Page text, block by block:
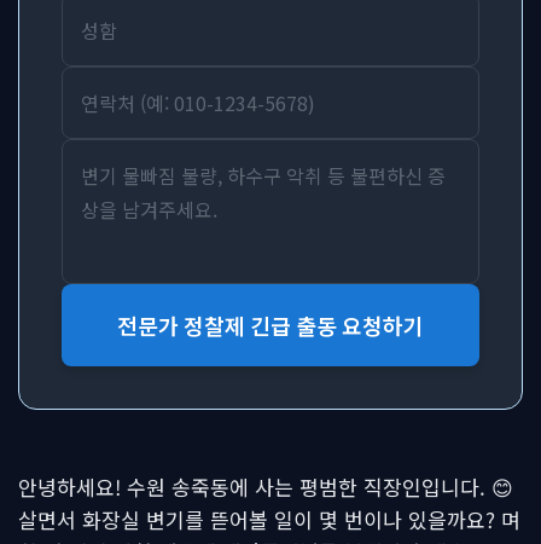
전문가 정찰제 긴급 출동 요청하기
안녕하세요! 수원 송죽동에 사는 평범한 직장인입니다. 😊
살면서 화장실 변기를 뜯어볼 일이 몇 번이나 있을까요? 며